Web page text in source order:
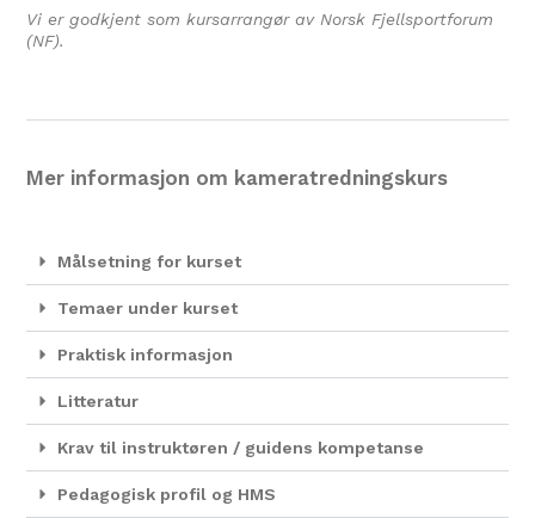
Vi er godkjent som kursarrangør av Norsk Fjellsportforum
(NF).
Mer informasjon om kameratredningskurs
Målsetning for kurset
Temaer under kurset
Praktisk informasjon
Litteratur
Krav til instruktøren / guidens kompetanse
Pedagogisk profil og HMS